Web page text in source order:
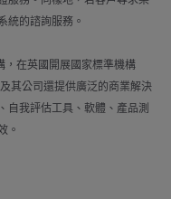
統的諮詢服務。
，在英國開展國家標準機構
其公司還提供廣泛的商業解決
自我評估工具、軟體、產品測
。